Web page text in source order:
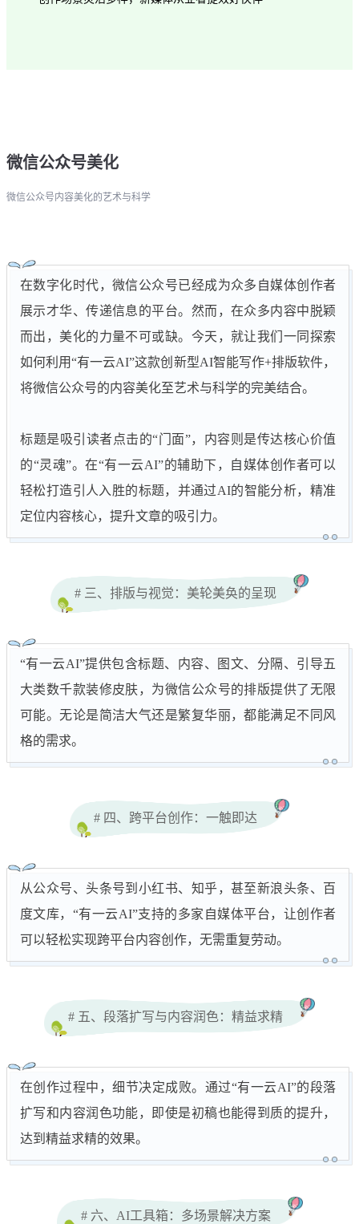
微信公众号美化
微信公众号内容美化的艺术与科学
在数字化时代，微信公众号已经成为众多自媒体创作者
展示才华、传递信息的平台。然而，在众多内容中脱颖
而出，美化的力量不可或缺。今天，就让我们一同探索
如何利用“有一云AI”这款创新型AI智能写作+排版软件，
将微信公众号的内容美化至艺术与科学的完美结合。
标题是吸引读者点击的“门面”，内容则是传达核心价值
的“灵魂”。在“有一云AI”的辅助下，自媒体创作者可以
轻松打造引人入胜的标题，并通过AI的智能分析，精准
定位内容核心，提升文章的吸引力。
# 三、排版与视觉：美轮美奂的呈现
“有一云AI”提供包含标题、内容、图文、分隔、引导五
大类数千款装修皮肤，为微信公众号的排版提供了无限
可能。无论是简洁大气还是繁复华丽，都能满足不同风
格的需求。
# 四、跨平台创作：一触即达
从公众号、头条号到小红书、知乎，甚至新浪头条、百
度文库，“有一云AI”支持的多家自媒体平台，让创作者
可以轻松实现跨平台内容创作，无需重复劳动。
# 五、段落扩写与内容润色：精益求精
在创作过程中，细节决定成败。通过“有一云AI”的段落
扩写和内容润色功能，即使是初稿也能得到质的提升，
达到精益求精的效果。
# 六、AI工具箱：多场景解决方案